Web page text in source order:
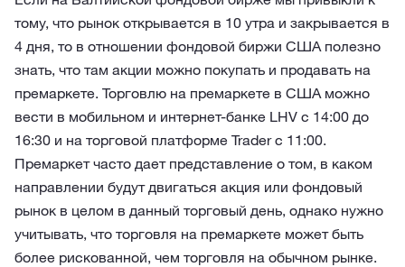
тому, что рынок открывается в 10 утра и закрывается в
4 дня, то в отношении фондовой биржи США полезно
знать, что там акции можно покупать и продавать на
премаркете. Торговлю на премаркете в США можно
вести в мобильном и интернет-банке LHV с 14:00 до
16:30 и на торговой платформе Trader с 11:00.
Премаркет часто дает представление о том, в каком
направлении будут двигаться акция или фондовый
рынок в целом в данный торговый день, однако нужно
учитывать, что торговля на премаркете может быть
более рискованной, чем торговля на обычном рынке.